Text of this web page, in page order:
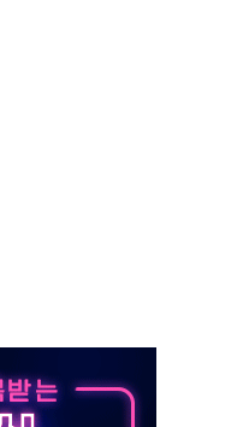
닝"
까지 줄여"